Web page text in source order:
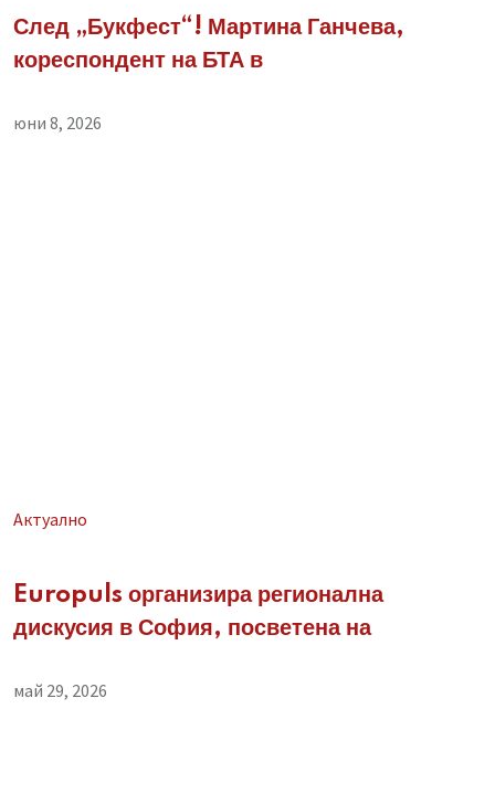
След „Букфест“! Мартина Ганчева,
кореспондент на БТА в
юни 8, 2026
Aктуално
Europuls организира регионална
дискусия в София, посветена на
май 29, 2026